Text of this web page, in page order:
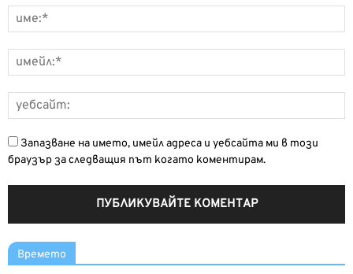
Запазване на името, имейл адреса и уебсайта ми в този
браузър за следващия път когато коментирам.
Времето